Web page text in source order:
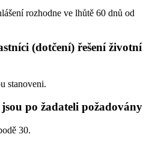
rozhodne ve lhůtě 60 dnů od
(dotčení) řešení životní
stanoveni.
po žadateli požadovány
30.